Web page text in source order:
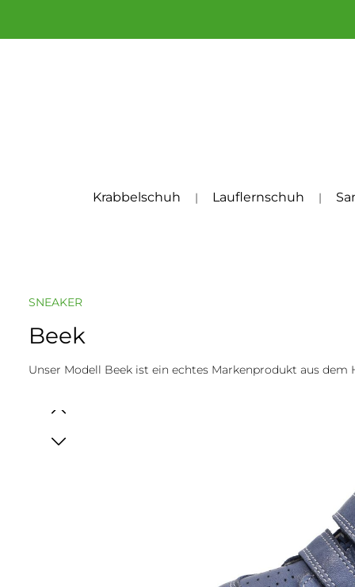
Krabbelschuh Lauflernschuh
SNEAKER
Beek
Unser Modell Beek ist ein echtes Markenprodukt aus dem
Bildergalerie überspringen